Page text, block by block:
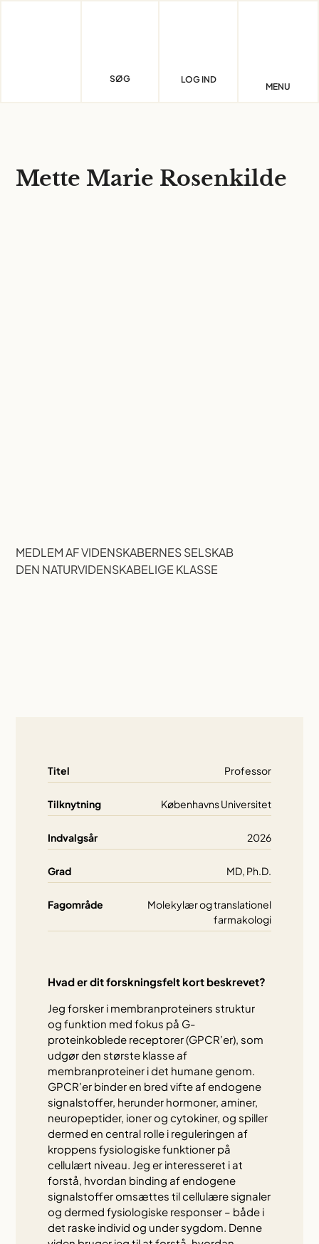
SØG LOG IND
MENU
Mette Marie Rosenkilde
MEDLEM AF VIDENSKABERNES SELSKAB
DEN NATURVIDENSKABELIGE KLASSE
Titel Professor
Tilknytning Københavns Universitet
Indvalgsår 2026
Grad MD, Ph.D.
Fagområde
Molekylær og translationel
farmakologi
Hvad er dit forskningsfelt kort beskrevet?
Jeg forsker i membranproteiners struktur
og funktion med fokus på G-
proteinkoblede receptorer (GPCR’er), som
udgør den største klasse af
membranproteiner i det humane genom.
GPCR’er binder en bred vifte af endogene
signalstoffer, herunder hormoner, aminer,
neuropeptider, ioner og cytokiner, og spiller
dermed en central rolle i reguleringen af
kroppens fysiologiske funktioner på
cellulært niveau. Jeg er interesseret i at
forstå, hvordan binding af endogene
signalstoffer omsættes til cellulære signaler
og dermed fysiologiske responser – både i
det raske individ og under sygdom. Denne